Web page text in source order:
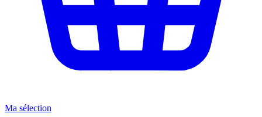
Ma sélection